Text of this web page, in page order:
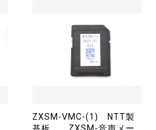
ZXSM-VMC-(1) NTT製